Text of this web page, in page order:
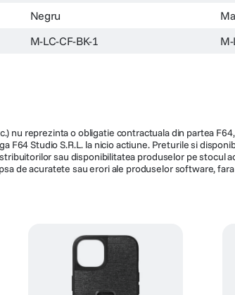
Negru
M-LC-CF-BK-1
nu reprezinta o obligatie contractuala din partea
Studio S.R.L. la nicio actiune. Preturile si
sau disponibilitatea produselor pe stocul
de acuratete sau erori ale produselor software, fara